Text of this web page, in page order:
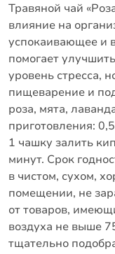
Травяной чай
влияние на
успокаивающее и
помогает
уровень стресса,
пищеварение и
роза, мята,
приготовления:
1 чашку залить
минут. Срок
в чистом, сухом,
помещении, не
от товаров,
воздуха не выше
тщательно